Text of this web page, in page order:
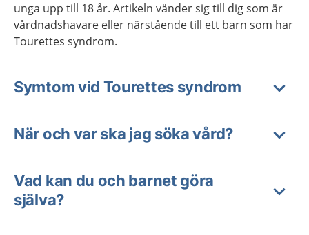
unga upp till 18 år. Artikeln vänder sig till dig som är
vårdnadshavare eller närstående till ett barn som har
Tourettes syndrom.
Symtom vid Tourettes syndrom
När och var ska jag söka vård?
Vad kan du och barnet göra
själva?